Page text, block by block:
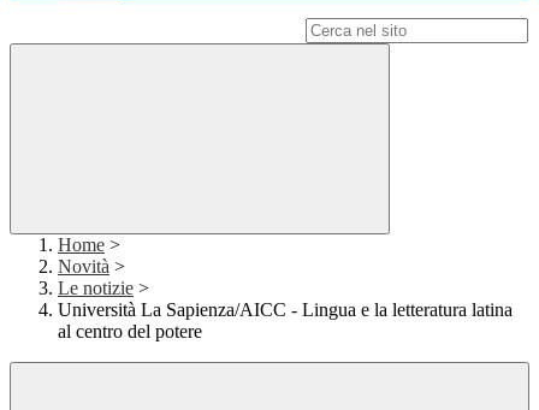
Home >
Novità >
Le notizie >
Università La Sapienza/AICC - Lingua e la letteratura latina
al centro del potere